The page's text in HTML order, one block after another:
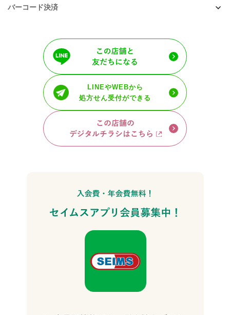
バーコード決済
LINEやWEBから
処方せん受付ができる